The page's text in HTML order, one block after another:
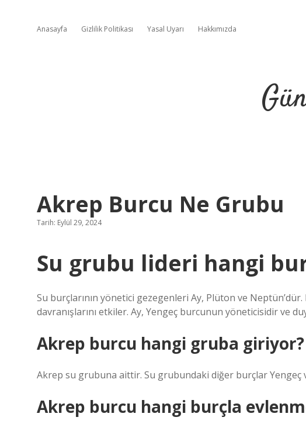
Anasayfa Gizlilik Politikası Yasal Uyarı Hakkımızda
Akrep Burcu Ne Grubu
Tarih: Eylül 29, 2024
Su grubu lideri hangi
Su burçlarının yönetici gezegenleri Ay, Plüton ve
davranışlarını etkiler. Ay, Yengeç burcunun yöneticisidir ve
Akrep burcu hangi gruba giriyor?
Akrep su grubuna aittir. Su grubundaki diğer burçlar Yengeç
Akrep burcu hangi burçla